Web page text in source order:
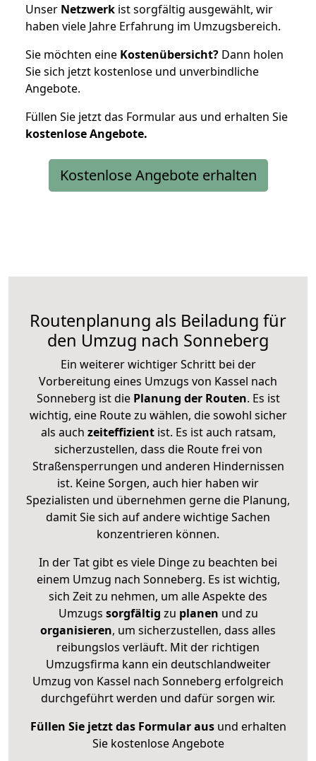
Unser Netzwerk ist sorgfältig ausgewählt, wir
haben viele Jahre Erfahrung im Umzugsbereich.
Sie möchten eine Kostenübersicht? Dann holen
Sie sich jetzt kostenlose und unverbindliche
Angebote.
Füllen Sie jetzt das Formular aus und erhalten Sie
kostenloseAngebote.
Kostenlose Angebote erhalten
Routenplanung als Beiladung für
den Umzug nach Sonneberg
Ein weiterer wichtiger Schritt bei der
Vorbereitung eines Umzugs von Kassel nach
Sonneberg ist diePlanung der Routen. Es ist
wichtig, eine Route zu wählen, die sowohl sicher
als auch zeiteffizientist. Es ist auch ratsam,
sicherzustellen, dass die Route frei von
Straßensperrungen und anderen Hindernissen
ist. Keine Sorgen, auch hier haben wir
Spezialisten und übernehmen gerne die Planung,
damit Sie sich auf andere wichtige Sachen
konzentrieren können.
In der Tat gibt es viele Dinge zu beachten bei
einem Umzug nach Sonneberg. Es ist wichtig,
sich Zeit zu nehmen, um alle Aspekte des
Umzugs sorgfältig zu planen und zu
organisieren, um sicherzustellen, dass alles
reibungslos verläuft. Mit der richtigen
Umzugsfirma kann ein deutschlandweiter
Umzug von Kassel nach Sonneberg erfolgreich
durchgeführt werden und dafür sorgen wir.
Füllen Sie jetzt das Formular ausund erhalten
Sie kostenlose Angebote